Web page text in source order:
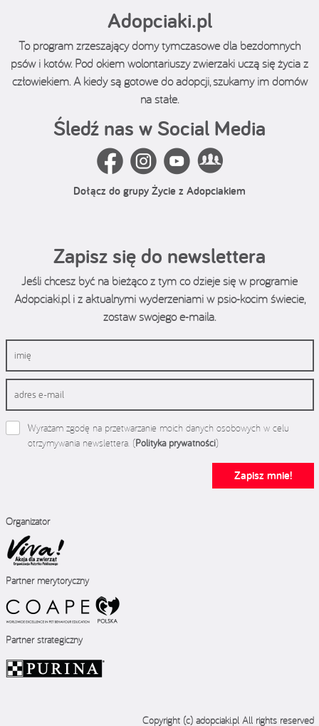
Adopciaki.pl
To program zrzeszający domy tymczasowe dla bezdomnych
psów i kotów. Pod okiem wolontariuszy zwierzaki uczą się życia z
człowiekiem. A kiedy są gotowe do adopcji, szukamy im domów
na stałe.
Śledź nas w Social Media
Dołącz do grupy Życie z Adopciakiem
Zapisz się do newslettera
Jeśli chcesz być na bieżąco z tym co dzieje się w programie
Adopciaki.pl i z aktualnymi wyderzeniami w psio-kocim świecie,
zostaw swojego e-maila.
Wyrażam zgodę na przetwarzanie moich danych osobowych w celu
otrzymywania newslettera. (Polityka prywatności)
Zapisz mnie!
Organizator
Partner merytoryczny
Partner strategiczny
Copyright (c) adopciaki.pl All rights reserved